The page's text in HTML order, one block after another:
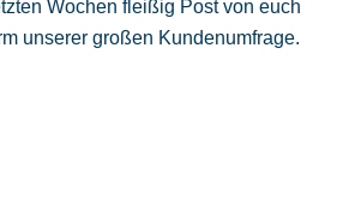
Wochen fleißig Post von euch
unserer großen Kundenumfrage.